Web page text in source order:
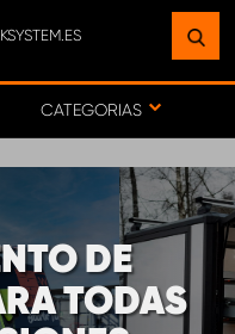
CATEGORIAS
DE
TODAS